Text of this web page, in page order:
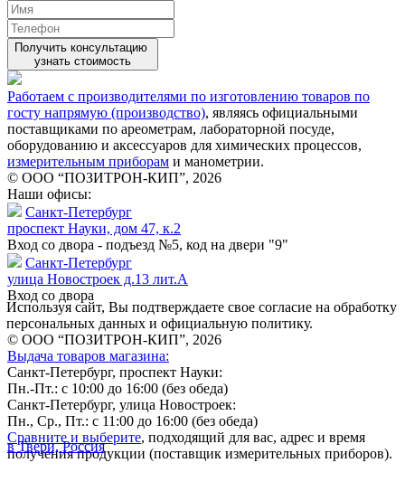
Получить консультацию
узнать стоимость
Работаем с производителями по изготовлению товаров по
госту напрямую (производство), являясь официальными
поставщиками по ареометрам, лабораторной посуде,
оборудованию и аксессуаров для химических процессов,
измерительным приборам и манометрии.
© ООО “ПОЗИТРОН-КИП”, 2026
Наши офисы:
Санкт-Петербург
проспект Науки, дом 47, к.2
Вход со двора - подъезд №5, код на двери "9"
Санкт-Петербург
улица Новостроек д.13 лит.А
Вход со двора
Используя сайт, Вы подтверждаете свое согласие на обработку
персональных данных и официальную политику.
© ООО “ПОЗИТРОН-КИП”, 2026
Выдача товаров магазина:
Санкт-Петербург, проспект Науки:
Пн.-Пт.: с 10:00 до 16:00 (без обеда)
Санкт-Петербург, улица Новостроек:
Пн., Ср., Пт.: с 11:00 до 16:00 (без обеда)
Сравните и выберите, подходящий для вас, адрес и время
получения продукции (поставщик измерительных приборов).
в Твери, Россия